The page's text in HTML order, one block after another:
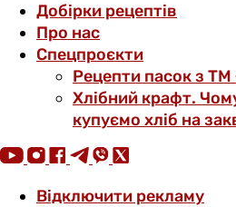
Добірки рецептів
Про нас
Спецпроєкти
Рецепти пасок з ТМ
Хлібний крафт.
купуємо хліб на
Відключити рекламу